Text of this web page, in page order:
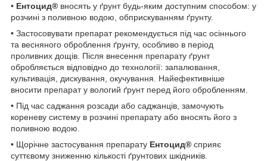
• Ентоцид® вносять у ґрунт будь-яким доступним способом: у
розчині з поливною водою, обприскуванням ґрунту.
• Застосовувати препарат рекомендується під час осіннього
та весняного оброблення ґрунту, особливо в період
проливних дощів. Після внесення препарату ґрунт
обробляється відповідно до технології: запалювання,
культивація, дискування, окучування. Найефективніше
вносити препарат у вологий ґрунт перед його обробленням.
• Під час саджання розсади або саджанців, замочують
кореневу систему в розчині препарату або вносять його з
поливною водою.
• Щорічне застосування препарату Ентоцид® сприяє
суттєвому зниженню кількості ґрунтових шкідників.